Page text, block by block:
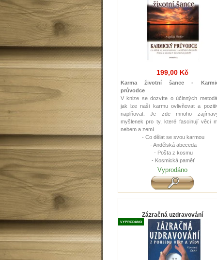
199,00 Kč
Karma životní šance -
průvodce
V knize se dozvíte o účinných
jak lze naši karmu ovlivňovat a
naplňovat. Je zde mnoho
myšlenek pro ty, které fascinují věci
nebem a zemí.
- Co dělat se svou karmou
- Andělská abeceda
- Pošta z kosmu
- Kosmická paměť
Vyprodáno
Zázračná uzdravování
VYPRODÁNO